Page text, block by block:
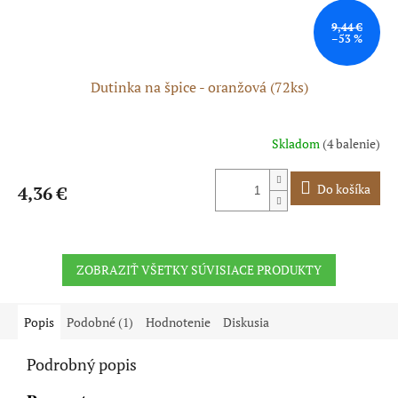
9,44 €
–53 %
Dutinka na špice - oranžová (72ks)
Skladom(4 balenie)
4,36 € Do košíka
ZOBRAZIŤ VŠETKY SÚVISIACE PRODUKTY
Popis Podobné (1) Hodnotenie Diskusia
Podrobný popis